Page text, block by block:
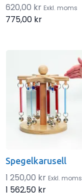
620,00 kr Exkl. moms
775,00 kr
Spegelkarusell
1 250,00 kr Exkl. moms
1 562,50 kr